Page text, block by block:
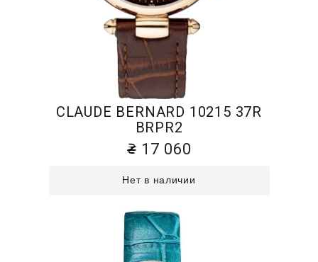
CLAUDE BERNARD 10215 37R
BRPR2
17 060
Нет в наличии